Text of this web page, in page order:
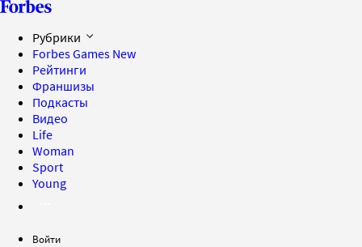
Рубрики
Forbes Games New
Рейтинги
Франшизы
Подкасты
Видео
Life
Woman
Sport
Young
Войти